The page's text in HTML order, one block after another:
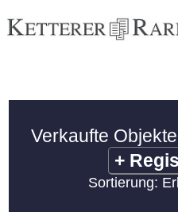
Verkaufte
+
Sortierung: